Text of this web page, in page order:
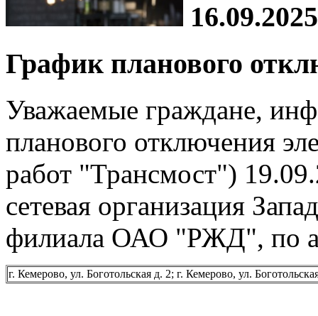
16.09.2025
График планового
Уважаемые граждане,
планового отключения
работ "Трансмост")
сетевая организация
филиала ОАО "РЖД", по
г. Кемерово, ул. Боготольская д. 2; г. Кемерово, ул.